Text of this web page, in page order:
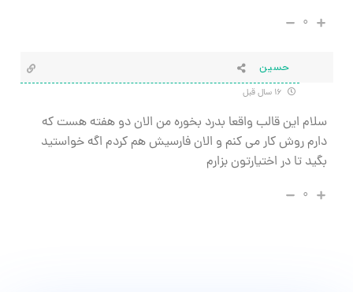
۰
حسین
سلام این قالب واقعا بدرد بخوره من الان دو هفته هست که
دارم روش کار می کنم و الان فارسیش هم کردم اگه خواستید
بگید تا در اختیارتون بزارم
۰